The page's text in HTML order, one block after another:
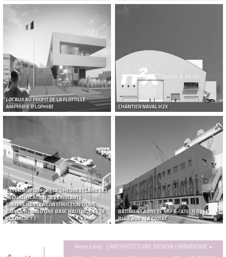
LOCAUX AU PROFIT DE LA FLOTTILLE
AMPHIBIE (FLOPHIB)
CHANTIER NAVAL H2X
EXTENSION DU PORT DES HEURES CLAIRES ET
REQUALIFICATION DES EXISTANTS
COMPRENANT LA CONSTRUCTION D’UNE
CAPITAINERIE, D’UNE BASE NAUTIQUE ET DE
COMMERCES
BÂTIMENT ANNEXE NEF A - ATELIERS ET
BUREAUX - LA CIOTAT
Anne Lévy . | ARCHITECTURE DESIGN URBANISME •